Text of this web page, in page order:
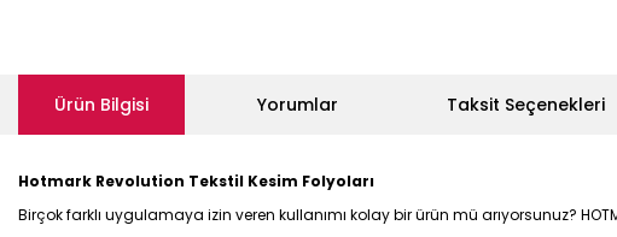
Ürün Bilgisi Yorumlar Taksit Seçenekleri
Hotmark Revolution Tekstil Kesim Folyoları
Birçok farklı uygulamaya izin veren kullanımı kolay bir ürün mü arıyorsunuz?